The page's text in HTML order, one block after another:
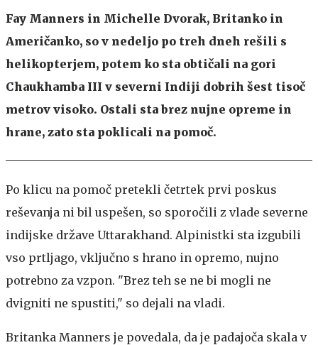
Fay Manners in Michelle Dvorak, Britanko in
Američanko, so v nedeljo po treh dneh rešili s
helikopterjem, potem ko sta obtičali na gori
Chaukhamba III v severni Indiji dobrih šest tisoč
metrov visoko. Ostali sta brez nujne opreme in
hrane, zato sta poklicali na pomoč.
Po klicu na pomoč pretekli četrtek prvi poskus
reševanja ni bil uspešen, so sporočili z vlade severne
indijske države Uttarakhand. Alpinistki sta izgubili
vso prtljago, vključno s hrano in opremo, nujno
potrebno za vzpon. "Brez teh se ne bi mogli ne
dvigniti ne spustiti," so dejali na vladi.
Britanka Manners je povedala, da je padajoča skala v